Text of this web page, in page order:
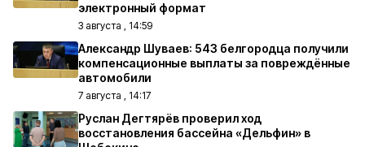
электронный формат
3 августа , 14:59
Александр Шуваев: 543 белгородца получили
компенсационные выплаты за повреждённые
автомобили
7 августа , 14:17
Руслан Дегтярёв проверил ход
восстановления бассейна «Дельфин» в